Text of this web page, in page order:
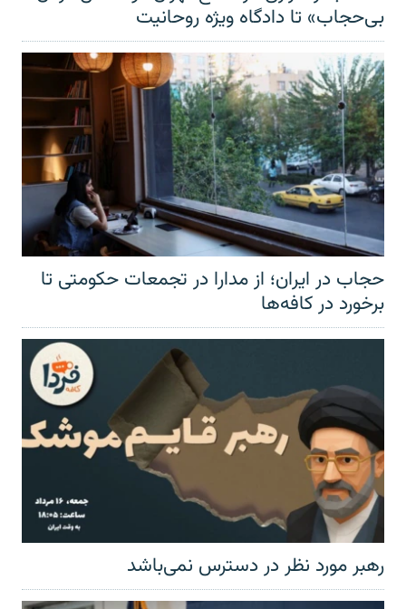
بی‌حجاب» تا دادگاه ویژه روحانیت
حجاب در ایران؛ از مدارا در تجمعات حکومتی تا
برخورد در کافه‌ها
رهبر مورد نظر در دسترس نمی‌باشد